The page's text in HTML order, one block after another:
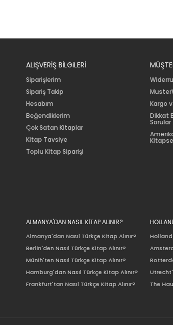
ALIŞVERİŞ BİLGiLERİ
Siparişlerim
Sipariş Takip
Hesabım
Beğendiklerim
Çok Satan Kitaplar
Kitap Tavsiye
Toplu Kitap Siparişi
Kargo
Dikkat
Sorular
ALMANYA'DAN NASIL KİTAP ALINIR?
Almanya'dan Nasıl Türkçe Kitap Alınır?
Berlin'den Nasıl Türkçe Kitap Alınır?
Münih'ten Nasıl Türkçe Kitap Alınır?
Hamburg'dan Nasıl Türkçe Kitap Alınır?
Frankfurt'tan Nasıl Türkçe Kitap Alınır?
The